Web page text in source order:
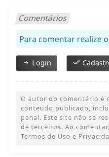
Comentários
Para comentar realize
Login
O autor do comentário é
conteúdo publicado,
penal. Este site não se
de terceiros. Ao
Termos de Uso e